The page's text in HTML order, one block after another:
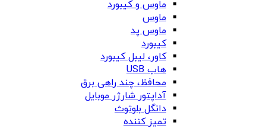
ماوس و کیبورد
ماوس
ماوس پد
کیبورد
کاور، لیبل کیبورد
هاب USB
محافظ، چند راهی برق
آداپتور شارژر موبایل
دانگل بلوتوث
تمیز کننده